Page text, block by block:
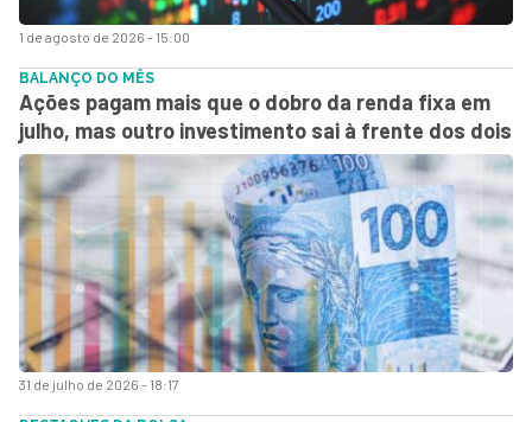
1 de agosto de 2026 - 15:00
31 de julho de 2026 - 18:17
BALANÇO DO MÊS
Ações pagam mais que o dobro da renda fixa em
julho, mas outro investimento sai à frente dos dois